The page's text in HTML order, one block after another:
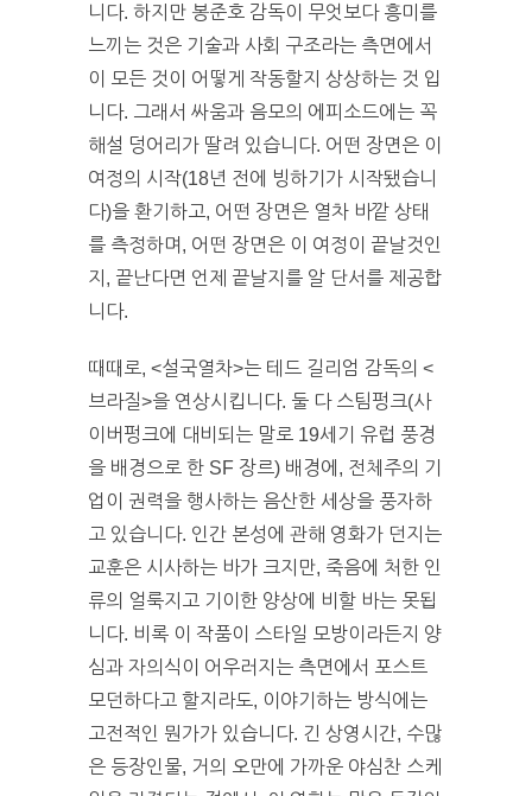
니다. 하지만 봉준호 감독이 무엇보다 흥미를
느끼는 것은 기술과 사회 구조라는 측면에서
이 모든 것이 어떻게 작동할지 상상하는 것 입
니다. 그래서 싸움과 음모의 에피소드에는 꼭
해설 덩어리가 딸려 있습니다. 어떤 장면은 이
여정의 시작(18년 전에 빙하기가 시작됐습니
다)을 환기하고, 어떤 장면은 열차 바깥 상태
를 측정하며, 어떤 장면은 이 여정이 끝날것인
지, 끝난다면 언제 끝날지를 알 단서를 제공합
니다.
때때로, <설국열차>는 테드 길리엄 감독의 <
브라질>을 연상시킵니다. 둘 다 스팀펑크(사
이버펑크에 대비되는 말로 19세기 유럽 풍경
을 배경으로 한 SF 장르) 배경에, 전체주의 기
업이 권력을 행사하는 음산한 세상을 풍자하
고 있습니다. 인간 본성에 관해 영화가 던지는
교훈은 시사하는 바가 크지만, 죽음에 처한 인
류의 얼룩지고 기이한 양상에 비할 바는 못됩
니다. 비록 이 작품이 스타일 모방이라든지 양
심과 자의식이 어우러지는 측면에서 포스트
모던하다고 할지라도, 이야기하는 방식에는
고전적인 뭔가가 있습니다. 긴 상영시간, 수많
은 등장인물, 거의 오만에 가까운 야심찬 스케